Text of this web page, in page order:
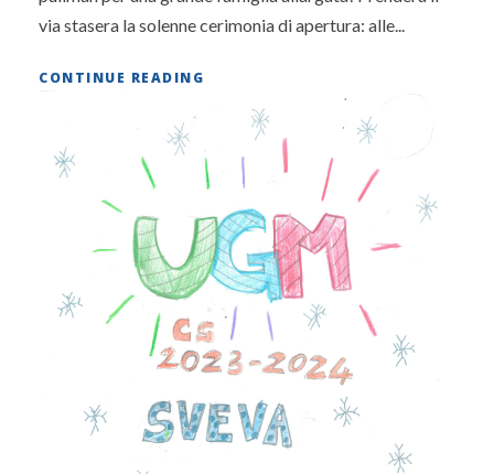
via stasera la solenne cerimonia di apertura: alle...
CONTINUE READING